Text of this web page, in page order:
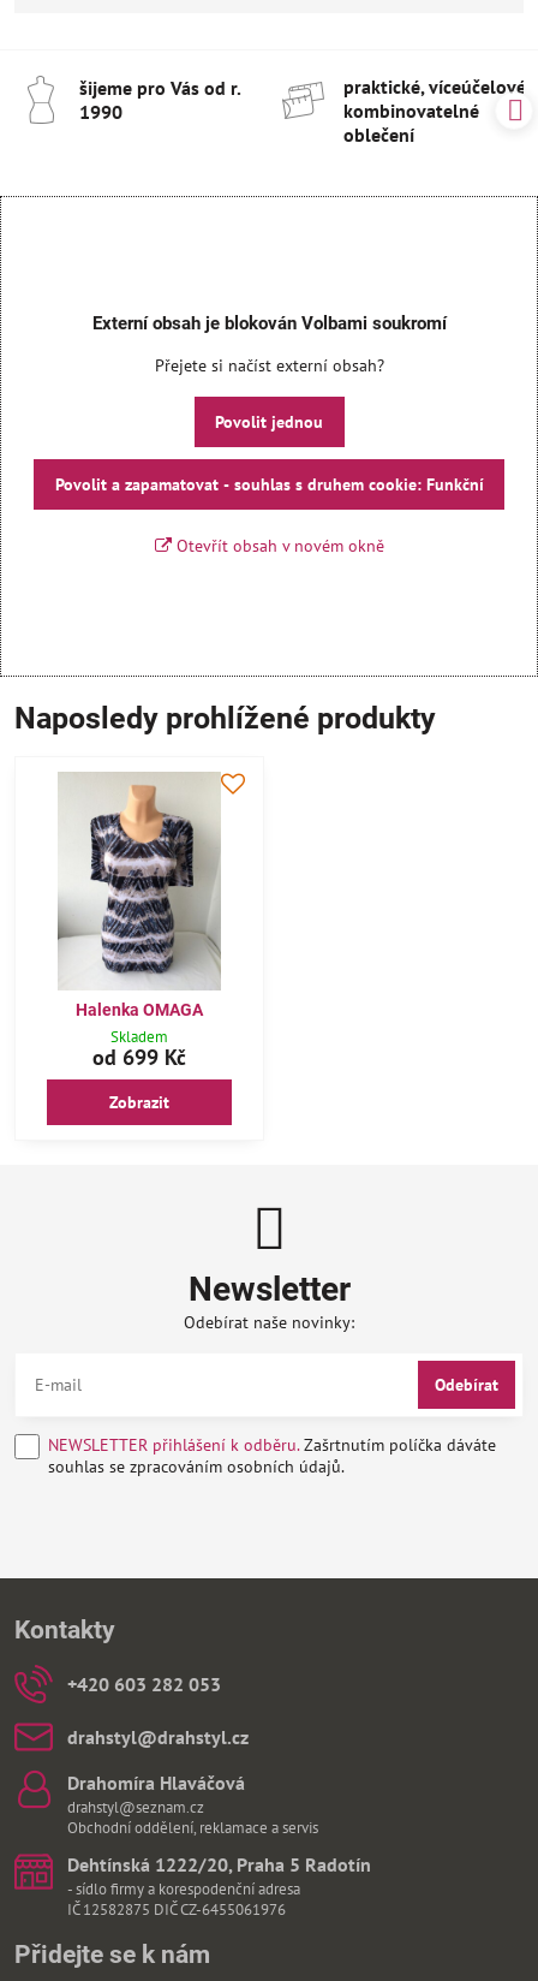
šijeme pro Vás od r​.
1990
praktické, víceúčelové
kombinovatelné
oblečení
Externí obsah je blokován Volbami soukromí
Přejete si načíst externí obsah?
Povolit jednou
Povolit a zapamatovat - souhlas s druhem cookie: Funkční
Otevřít obsah v novém okně
Naposledy prohlížené produkty
Halenka OMAGA
Skladem
od 699 Kč
Zobrazit
Newsletter
Odebírat naše novinky:
Odebírat
NEWSLETTER přihlášení k odběru.Zašrtnutím políčka dáváte
souhlas se zpracováním osobních údajů.
Kontakty
+420 603 282 053
drahstyl​@drahstyl​.cz
Drahomíra Hlaváčová
drahstyl@seznam.cz
Obchodní oddělení, reklamace a servis
Dehtínská 1222/20, Praha 5 Radotín
- sídlo firmy a korespodenční adresa
IČ 12582875 DIČ CZ-6455061976
Přidejte se k nám